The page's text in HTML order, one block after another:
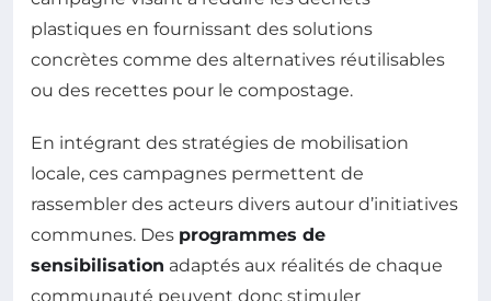
plastiques en fournissant des solutions
concrètes comme des alternatives réutilisables
ou des recettes pour le compostage.
En intégrant des stratégies de mobilisation
locale, ces campagnes permettent de
rassembler des acteurs divers autour d’initiatives
communes. Des programmes de
sensibilisation adaptés aux réalités de chaque
communauté peuvent donc stimuler